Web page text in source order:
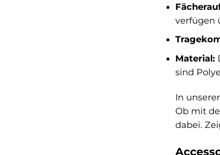
verfügen
Material:
sind
In
Ob mit
dabei.